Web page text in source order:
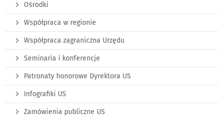
Ośrodki
Współpraca w regionie
Współpraca zagraniczna Urzędu
Seminaria i konferencje
Patronaty honorowe Dyrektora US
Infografiki US
Zamówienia publiczne US